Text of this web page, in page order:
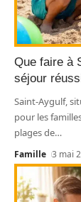
Que faire à
séjour
Saint-Aygulf,
pour les
plages de…
Famille 3 mai